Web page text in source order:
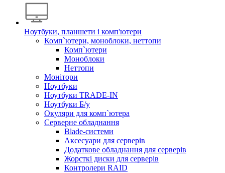
Ноутбуки, планшети і комп'ютери
Комп`ютери, моноблоки, неттопи
Комп`ютери
Моноблоки
Неттопи
Монітори
Ноутбуки
Ноутбуки TRADE-IN
Ноутбуки Б/у
Окуляри для комп`ютера
Серверне обладнання
Blade-системи
Аксесуари для серверів
Додаткове обладнання для серверів
Жорсткі диски для серверів
Контролери RAID